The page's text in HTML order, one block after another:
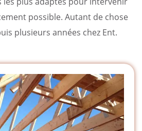
possible. Autant de chose
plusieurs années chez Ent.